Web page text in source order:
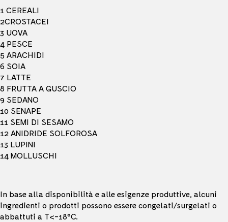
1 CEREALI
2CROSTACEI
3 UOVA
4 PESCE
5 ARACHIDI
6 SOIA
7 LATTE
8 FRUTTA A GUSCIO
9 SEDANO
10 SENAPE
11 SEMI DI SESAMO
12 ANIDRIDE SOLFOROSA
13 LUPINI
14 MOLLUSCHI
In base alla disponibilità e alle esigenze produttive, alcuni
ingredienti o prodotti possono essere congelati/surgelati o
abbattuti a T<-18°C.